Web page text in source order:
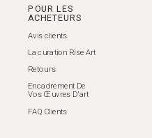
POUR LES
ACHETEURS
Avis clients
La curation Rise Art
Retours
Encadrement De
Vos Œuvres D'art
FAQ Clients